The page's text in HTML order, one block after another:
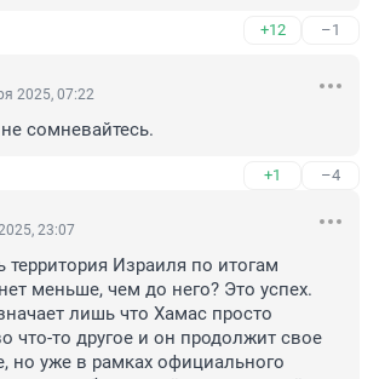
+12 –1
2025, 07:22
сомневайтесь.
+1 –4
23:07
территория Израиля по итогам
меньше, чем до него? Это успех.
лишь что Хамас просто
что-то другое и он продолжит свое
но уже в рамках официального